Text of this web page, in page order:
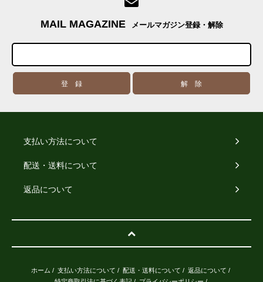
MAIL MAGAZINE メールマガジン登録・解除
支払い方法について
配送・送料について
返品について
ホーム / 支払い方法について / 配送・送料について / 返品について /